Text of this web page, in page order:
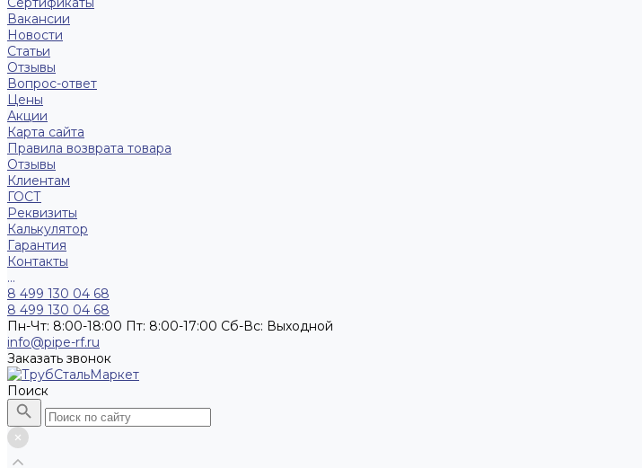
Вакансии
Новости
Статьи
Отзывы
Вопрос-ответ
Цены
Акции
Карта сайта
Правила возврата товара
Отзывы
Клиентам
ГОСТ
Реквизиты
Калькулятор
Гарантия
Контакты
...
8 499 130 04 68
8 499 130 04 68
Пн-Чт: 8:00-18:00 Пт: 8:00-17:00 Сб-Вс: Выходной
info@pipe-rf.ru
Заказать звонок
Поиск